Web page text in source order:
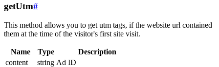
getUtm#
This method allows you to get utm tags, if the website url contained
them at the time of the visitor's first site visit.
Name Type
Description
content
string Ad ID